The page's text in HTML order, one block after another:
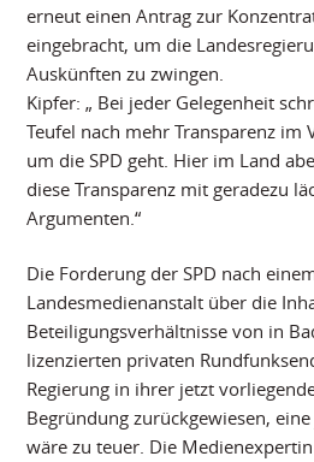
erneut einen Antrag zur
eingebracht, um die
Auskünften zu zwingen.
Kipfer: „ Bei jeder Gelegenheit
Teufel nach mehr Transparenz im
um die SPD geht. Hier im Land
diese Transparenz mit geradezu
Argumenten.“
Die Forderung der SPD nach
Landesmedienanstalt über die
Beteiligungsverhältnisse von in
lizenzierten privaten
Regierung in ihrer jetzt
Begründung zurückgewiesen,
wäre zu teuer. Die